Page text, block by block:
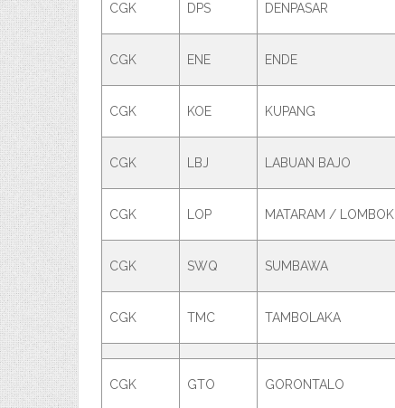
CGK DPS DENPASAR
CGK ENE ENDE
CGK KOE KUPANG
CGK LBJ LABUAN BAJO
CGK LOP MATARAM / LOMBOK
CGK SWQ SUMBAWA
CGK TMC TAMBOLAKA
CGK GTO GORONTALO